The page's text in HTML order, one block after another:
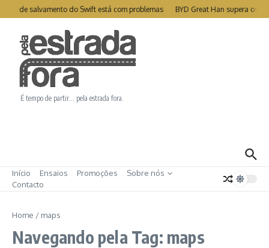
Ir para o conteúdo
de salvamento do Swift está com problemas BYD Great Han supera os
É tempo de partir… pela estrada fora.
Início Ensaios Promoções
Sobre nós
Contacto
Home / maps
Navegando pela Tag: maps